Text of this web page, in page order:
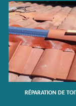
RÉPARATION DE